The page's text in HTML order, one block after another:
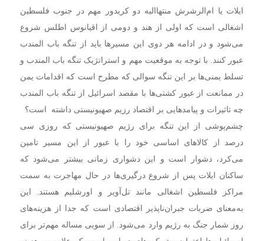
ایلات یا ام‌الرشرش منتهاالیه دو کریدور مهم در جنوب فلسطین
اشغالی است که اولی از هند و دومی از اقیانوس اطلس شروع
می‌شود و در ادامه هر دوی این مسیرها باید از تنگه باب المندب
عبور کنند. با توجه به موقعیت مهم و استراتژیک تنگه باب المندب و
تسلط یمنی‌ها بر این تنگه سوالی که مطرح است که اقدامات یمن
در ممانعت از عبور کشتی‌ها با مقصد اسرائیل از تنگه باب المندب
چه تاثیرات و پیامدهایی بر اقتصاد رزیم صهیونیستی داشته است؟
چشم‌پوشی از این تنگه برای رژیم صهیونیستی که روزی سی
درصد از کالاهای اساسی خود را با عبور از این مسیر تامین
می‌کرد، دشوار است و این دشواری زمانی بیشتر می‌شود که
ساکنان ایلات پس از شروع درگیری‌ها در حال مهاجرت به سمت
مراکز فلسطین اشغالی مانند تل‌آویر و اورشلیم هستند. این
به‌معنای ضربات جبران‌ناپذیر اقتصادی است که جدا از هزینه‌های
روز شمار جنگ به رژیم وارد می‌شود. از سویی مساله مهم‌تر برای